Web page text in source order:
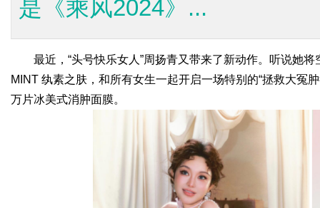
是《乘风2024》...
最近，“头号快乐女人”周扬青又带来了新动作。听说她
MINT 纨素之肤，和所有女生一起开启一场特别的“拯救大
万片冰美式消肿面膜。